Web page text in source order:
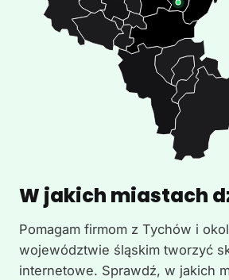
W jakich miastach
Pomagam firmom z Tychów i
województwie śląskim tworzyć
internetowe. Sprawdź, w jakich